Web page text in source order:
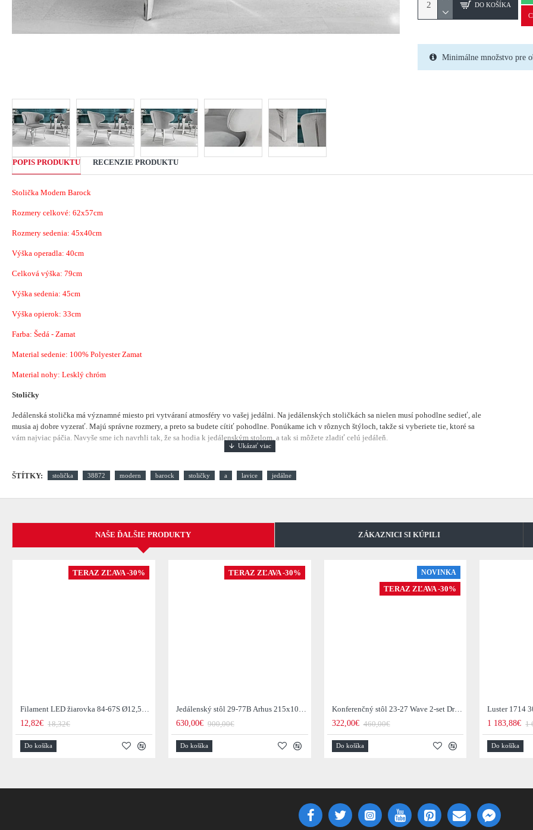
DO KOŠÍKA
Minimálne množstvo pre
POPIS PRODUKTU RECENZIE PRODUKTU
Stolička Modern Barock
Rozmery celkové: 62x57cm
Rozmery sedenia: 45x40cm
Výška operadla: 40cm
Celková výška: 79cm
Výška sedenia: 45cm
Výška opierok: 33cm
Farba: Šedá - Zamat
Material sedenie: 100% Polyester Zamat
Material nohy: Lesklý chróm
Stoličky
Jedálenská stolička má významné miesto pri vytváraní atmosféry vo vašej jedálni. Na jedálenských stoličkách sa nielen musí pohodlne sedieť, ale
musia aj dobre vyzerať. Majú správne rozmery, a preto sa budete cítiť pohodlne. Ponúkame ich v rôznych štýloch, takže si vyberiete tie, ktoré sa
vám najviac páčia. Navyše sme ich navrhli tak, že sa hodia k jedálenským stolom, a tak si môžete zladiť celú jedáleň.
ŠTÍTKY: stolička 38872 modern barock stoličky a lavice jedálne
NAŠE ĎALŠIE PRODUKTY ZÁKAZNICI SI KÚPILI
TERAZ ZĽAVA -30%
Filament LED žiarovka 84-67S Ø12,5cm Smoke grey glass
12,82€ 18,32€
Do košíka
TERAZ ZĽAVA -30%
Jedálenský stôl 29-77B Arhus 215x105cm Drevo Hnedá Acacia
630,00€ 900,00€
Do košíka
NOVINKA
TERAZ ZĽAVA -30%
Konferenčný stôl 23-27 Wave 2-set Drevo Mango
322,00€ 460,00€
Do košíka
Luster 1714
1 183,88€ 1
Do košíka